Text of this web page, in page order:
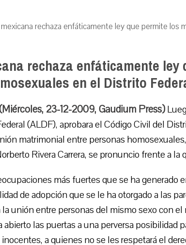
rechaza enfáticamente ley que permite los
rechaza enfáticamente
en el Distrito
23-12-2009, Gaudium Press)
(ALDF), aprobara el Código Civil del
matrimonial entre personas
Rivera Carrera, se pronuncio frente a
más fuertes que se ha generado
de adopción que se le ha otorgado a las
unión entre personas del mismo sexo con
las puertas a una perversa posibilidad
a quienes no se les respetará el